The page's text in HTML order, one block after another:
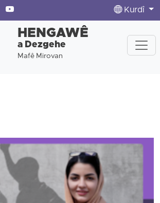
Kurdî
HENGAWÊ
a Dezgehe
Mafê Mirovan